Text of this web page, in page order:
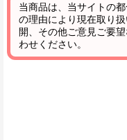
当商品は、当サイトの
の理由により現在取り
開、その他ご意見ご要
わせください。